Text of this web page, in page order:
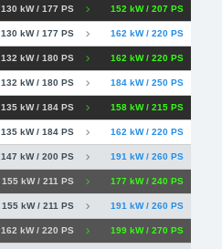
152 kW / 207 PS
130 kW / 177 PS
162 kW / 220 PS
130 kW / 177 PS
162 kW / 220 PS
132 kW / 180 PS
184 kW / 250 PS
132 kW / 180 PS
158 kW / 215 PS
135 kW / 184 PS
162 kW / 220 PS
135 kW / 184 PS
191 kW / 260 PS
147 kW / 200 PS
177 kW / 240 PS
155 kW / 211 PS
191 kW / 260 PS
155 kW / 211 PS
199 kW / 270 PS
162 kW / 220 PS